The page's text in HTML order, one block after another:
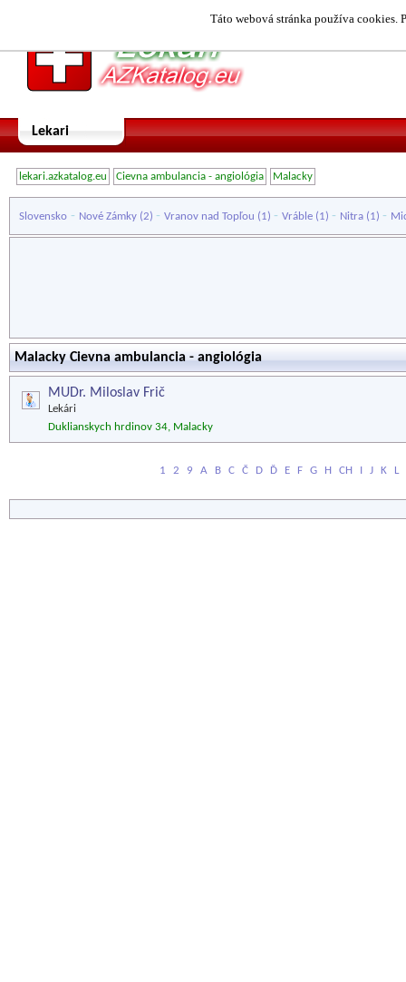
Táto webová stránka používa cookies.
Lekari
lekari.azkatalog.eu Cievna ambulancia - angiológia Malacky
Slovensko - Nové Zámky (2) - Vranov nad Topľou (1) - Vráble (1) - Nitra (1) -
Malacky Cievna ambulancia - angiológia
MUDr. Miloslav Frič
Lekári
Duklianskych hrdinov 34, Malacky
1 2 9 A B C Č D Ď E F G H CH I J K L